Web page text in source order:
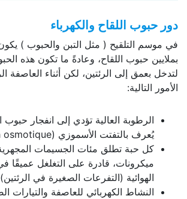
دور حبوب اللقاح والكهرباء
في موسم التلقيح ( مثل التبن والحبوب )
بملايين حبوب اللقاح، وعادةً ما تكون هذه
لتدخل بعمق إلى الرئتين، لكن أثناء العاصفة
الأمور التالية:
الرطوبة العالية تؤدي إلى انفجار حبوب
يُعرف بالتفتت الأسموزي (fragmentation osmotique).
كل حبة تطلق مئات الجسيمات
ميكرونات، قادرة على التغلغل عميقًا
الهوائية (التفرعات الصغيرة في
النشاط الكهربائي للعاصفة والتيارات